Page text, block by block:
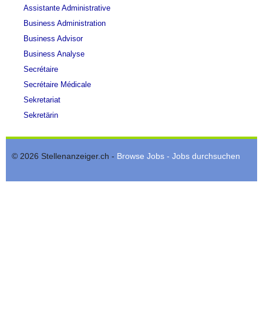
Lehrstellen
finden
Lehrstellen
gratis
inserieren
Assistante Administrative
Business Administration
Business Advisor
Business Analyse
Secrétaire
Secrétaire Médicale
Sekretariat
Sekretärin
© 2026 Stellenanzeiger.ch - Browse Jobs - Jobs durchsuchen